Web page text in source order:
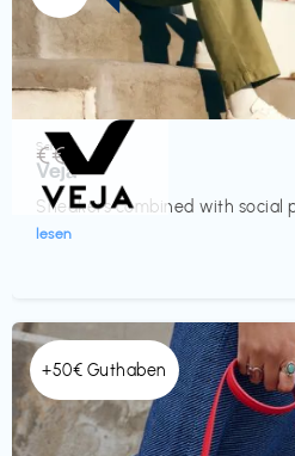
Schuhe
Veja
Sneakers combined with social
lesen
€€‎
+50€ Guthaben